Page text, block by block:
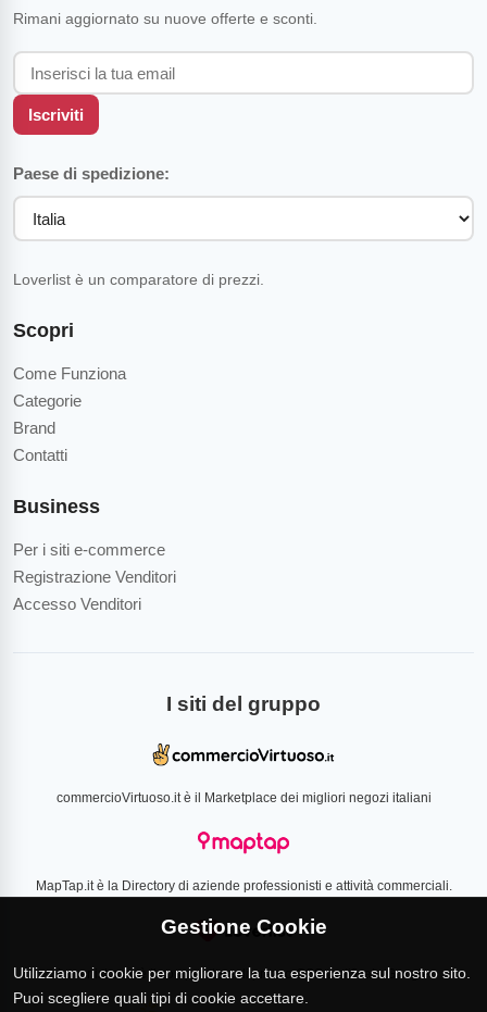
Scopri
Come Funziona
Categorie
Brand
Contatti
Business
Per i siti e-commerce
Registrazione Venditori
Accesso Venditori
Rimani aggiornato su nuove offerte e sconti.
Iscriviti
Paese di spedizione:
Loverlist è un comparatore di prezzi.
I siti del gruppo
commercioVirtuoso.it è il Marketplace dei migliori negozi italiani
MapTap.it è la Directory di aziende professionisti e attività commerciali.
Loverlist.com è il comparatore di prezzo CSS certificato Google
Gestione Cookie
Utilizziamo i cookie per migliorare la tua esperienza sul nostro sito.
Puoi scegliere quali tipi di cookie accettare.